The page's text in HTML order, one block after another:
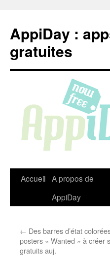
contenu
AppiDay :
gratuites
Accueil A propos de
AppiDay
← Des barres d’état
posters « Wanted » à créer
gratuits auj.